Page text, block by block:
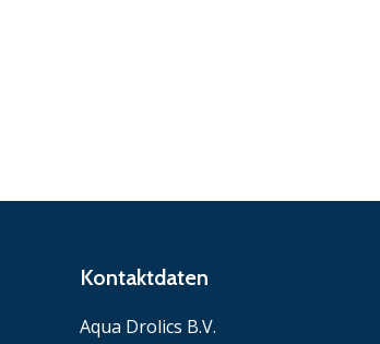
Kontaktdaten
Aqua Drolics B.V.